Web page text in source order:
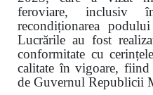
feroviare, inclusiv
recondiționarea
Lucrările au fost
conformitate cu
calitate în vigoare, fiind
de Guvernul Republicii